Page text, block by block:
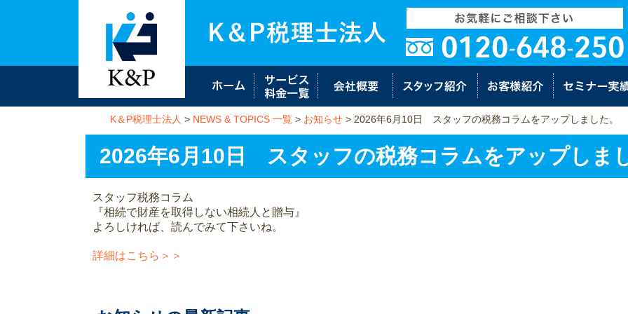
K＆P税理士法人 > NEWS & TOPICS 一覧 > お知らせ > 2026年6月10日 スタッフの税務コラムをアップしました。
2026年6月10日 スタッフの税務コラムをアップしま
スタッフ税務コラム
『相続で財産を取得しない相続人と贈与』
よろしければ、読んでみて下さいね。
詳細はこちら＞＞